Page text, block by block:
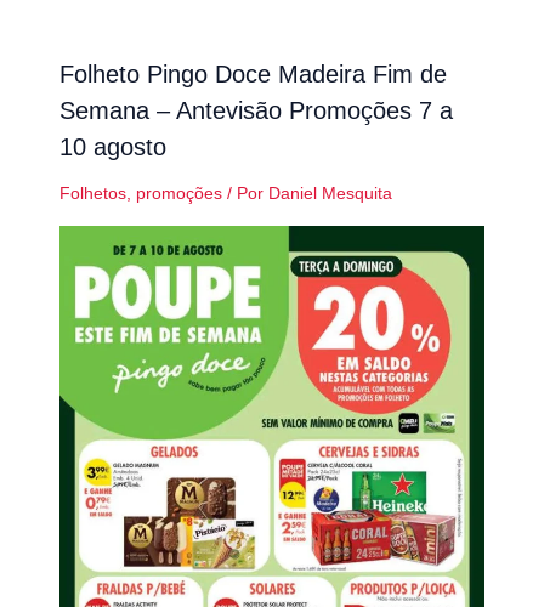
Folheto Pingo Doce Madeira Fim de
Semana – Antevisão Promoções 7 a
10 agosto
Folhetos, promoções/ Por Daniel Mesquita